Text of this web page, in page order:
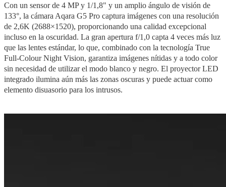
Con un sensor de 4 MP y 1/1,8" y un amplio ángulo de visión de
133°, la cámara Aqara G5 Pro captura imágenes con una resolución
de 2,6K (2688×1520), proporcionando una calidad excepcional
incluso en la oscuridad. La gran apertura f/1,0 capta 4 veces más luz
que las lentes estándar, lo que, combinado con la tecnología True
Full-Colour Night Vision, garantiza imágenes nítidas y a todo color
sin necesidad de utilizar el modo blanco y negro. El proyector LED
integrado ilumina aún más las zonas oscuras y puede actuar como
elemento disuasorio para los intrusos.